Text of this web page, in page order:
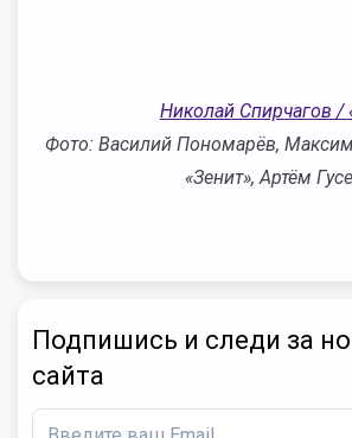
Николай Спирчагов /
Фото: Василий Пономарёв,
«Зенит», Артём
Подпишись и следи за
сайта